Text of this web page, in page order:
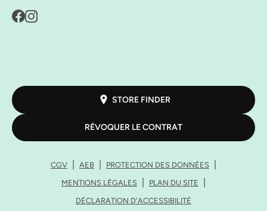
STORE FINDER
RÉVOQUER LE CONTRAT
CGV AEB
PROTECTION DES DONNÉES
MENTIONS LÉGALES
PLAN DU SITE
DÉCLARATION D'ACCESSIBILITÉ